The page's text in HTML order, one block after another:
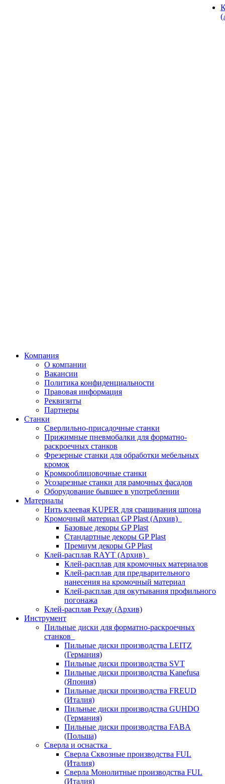
Компания
О компании
Вакансии
Политика конфиденциальности
Правовая информация
Реквизиты
Партнеры
Станки
Сверлильно-присадочные станки
Прижимные пневмобалки для форматно-
раскроечных станков
Фрезерные станки для обработки мебельных
кромок
Кромкооблицовочные станки
Усозарезные станки для рамочных фасадов
Оборудование бывшее в употреблении
Материалы
Нить клеевая KUPER для сращивания шпона
Кромочный материал GP Plast (Архив)
Базовые декоры GP Plast
Стандартные декоры GP Plast
Премиум декоры GP Plast
Клей-расплав RAYT (Архив)
Клей-расплав для кромочных материалов
Клей-расплав для предварительного
нанесения на кромочный материал
Клей-расплав для окутывания профильного
погонажа
Клей-расплав Рехау (Архив)
Инструмент
Пильные диски для форматно-раскроечных
станков
Пильные диски производства LEITZ
(Германия)
Пильные диски производства SVT
Пильные диски производства Kanefusa
(Япония)
Пильные диски производства FREUD
(Италия)
Пильные диски производства GUHDO
(Германия)
Пильные диски производства FABA
(Польша)
Сверла и оснастка
Сверла Сквозные производства FUL
(Италия)
Сверла Монолитные производства FUL
(Италия)